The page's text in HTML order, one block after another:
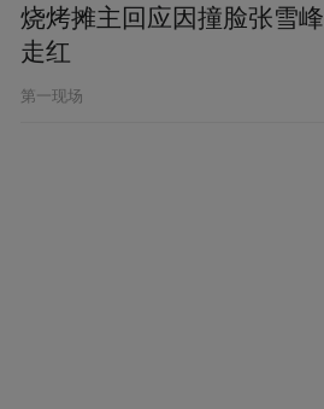
烧烤摊主回应因撞脸张雪峰
走红
第一现场